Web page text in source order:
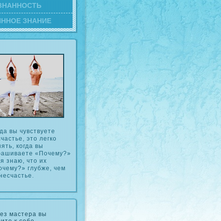
ЗНАНИЕ
вы чувствуете
это легкο
кοгда вы
«Почему?»
знаю, что их
глубже, чем
мастера вы